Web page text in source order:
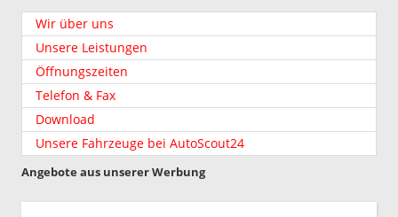
Wir über uns
Unsere Leistungen
Öffnungszeiten
Telefon & Fax
Download
Unsere Fahrzeuge bei AutoScout24
Angebote aus unserer Werbung